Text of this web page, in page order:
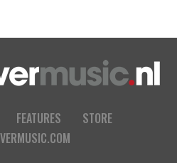
FEATURES
STORE